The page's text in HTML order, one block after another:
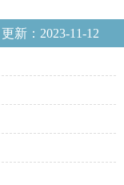
新：2023-11-12